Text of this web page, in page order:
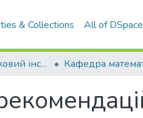
& Collections All of DSpace
Навчально-науковий інститут прикладного системного аналізу (НН ІПСА)